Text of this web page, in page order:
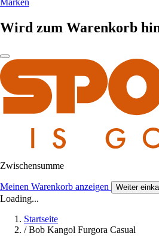
Wird zum Warenkorb
Zwischensumme
Meinen Warenkorb anzeigen Weiter
Loading...
Startseite
/ Bob Kangol Furgora Casual